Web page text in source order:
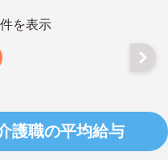
を表示
護職の平均給与